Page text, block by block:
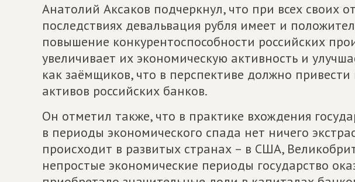
Анатолий Аксаков подчеркнул, что при всех своих
последствиях девальвация рубля имеет и
повышение конкурентоспособности российских
увеличивает их экономическую активность и
как заёмщиков, что в перспективе должно
активов российских банков.
Он отметил также, что в практике вхождения
в периоды экономического спада нет ничего
происходит в развитых странах – в США,
непростые экономические периоды государство